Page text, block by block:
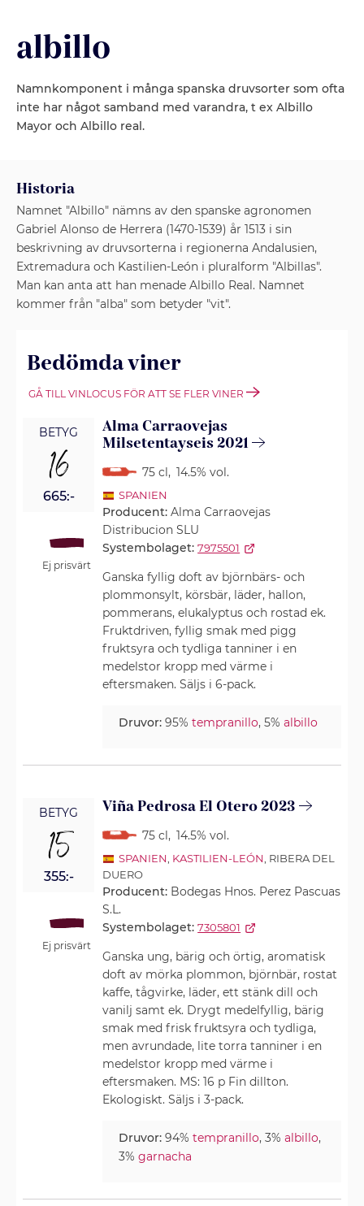
albillo
Namnkomponent i många spanska druvsorter som ofta
inte har något samband med varandra, t ex Albillo
Mayor och Albillo real.
Historia
Namnet "Albillo" nämns av den spanske agronomen
Gabriel Alonso de Herrera (1470-1539) år 1513 i sin
beskrivning av druvsorterna i regionerna Andalusien,
Extremadura och Kastilien-León i pluralform "Albillas".
Man kan anta att han menade Albillo Real. Namnet
kommer från "alba" som betyder "vit".
Bedömda viner
GÅ TILL VINLOCUS FÖR ATT SE FLER VINER
BETYG
16
665:-
Ej prisvärt
Alma Carraovejas
Milsetentayseis 2021
75 cl, 14.5% vol.
SPANIEN
Producent:Alma Carraovejas
Distribucion SLU
Systembolaget: 7975501
Ganska fyllig doft av björnbärs- och
plommonsylt, körsbär, läder, hallon,
pommerans, elukalyptus och rostad ek.
Fruktdriven, fyllig smak med pigg
fruktsyra och tydliga tanniner i en
medelstor kropp med värme i
eftersmaken. Säljs i 6-pack.
Druvor: 95%tempranillo, 5%albillo
BETYG
15
355:-
Ej prisvärt
Viña Pedrosa El Otero 2023
75 cl, 14.5% vol.
SPANIEN KASTILIEN-LEÓN , RIBERA DEL
DUERO
Producent: Bodegas Hnos. Perez Pascuas
S.L.
Systembolaget: 7305801
Ganska ung, bärig och örtig, aromatisk
doft av mörka plommon, björnbär, rostat
kaffe, tågvirke, läder, ett stänk dill och
vanilj samt ek. Drygt medelfyllig, bärig
smak med frisk fruktsyra och tydliga,
men avrundade, lite torra tanniner i en
medelstor kropp med värme i
eftersmaken. MS: 16 p Fin dillton.
Ekologiskt. Säljs i 3-pack.
Druvor: 94%tempranillo, 3%albillo,
3%garnacha